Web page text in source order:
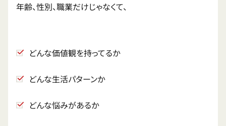
年齢、性別、職業だけじゃなくて、
どんな価値観を持ってるか
どんな生活パターンか
どんな悩みがあるか